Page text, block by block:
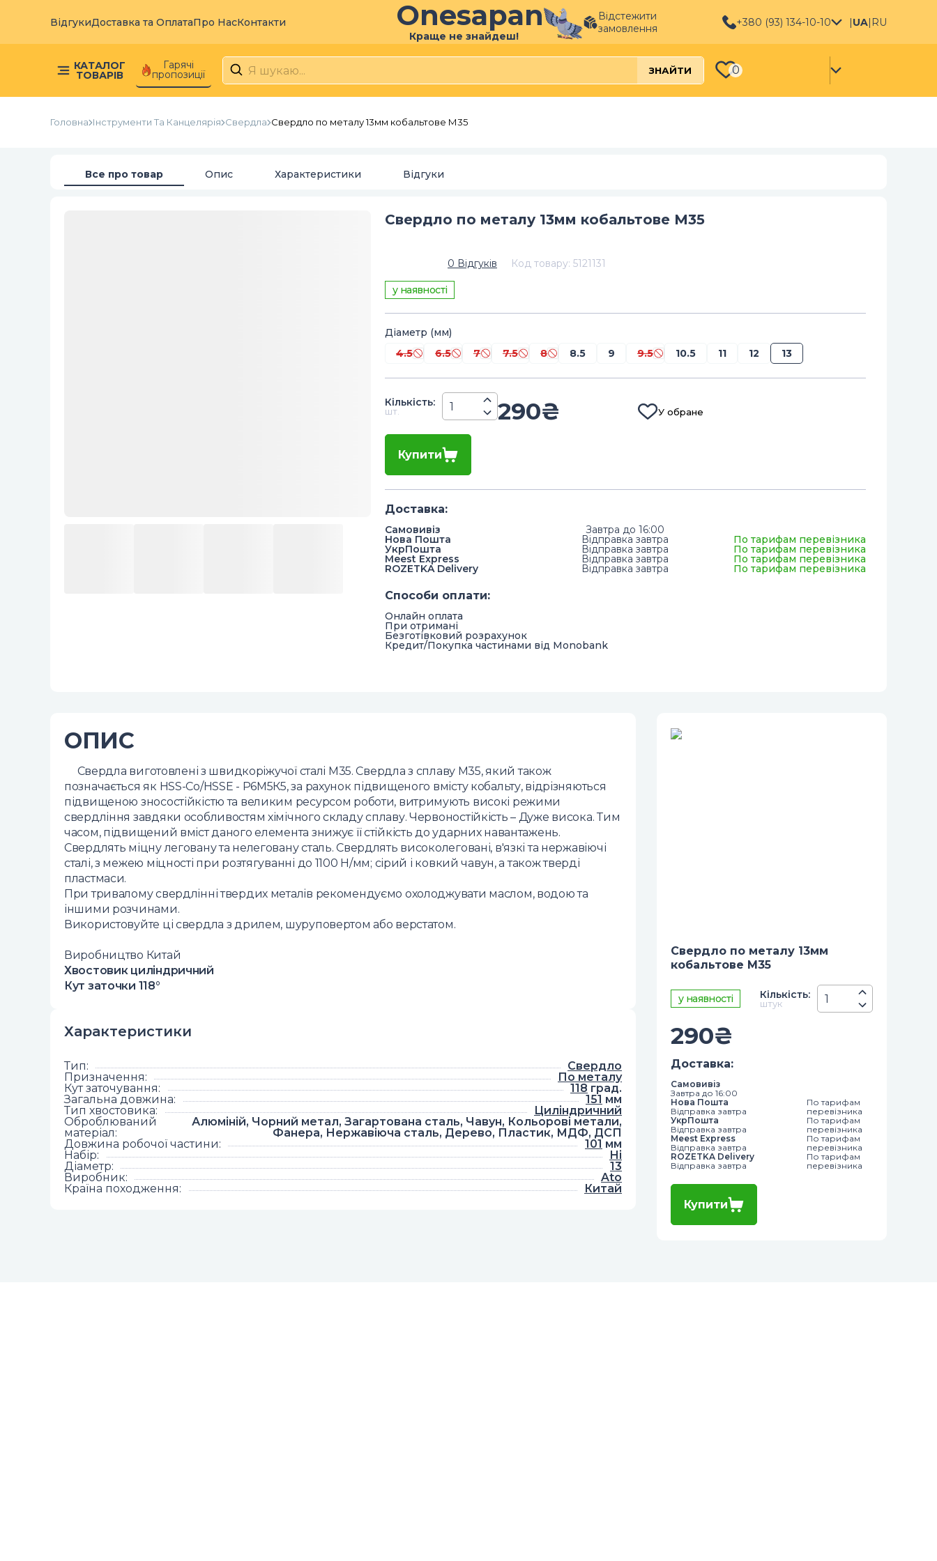
ВідгукиДоставка та ОплатаПро НасКонтакти Onesapan
Краще не знайдеш!
Відстежити
замовлення
+380 (93) 134-10-10 |UA| RU
КАТАЛОГ
ТОВАРІВ
Гарячі
пропозиції ЗНАЙТИ 0
Головна Інструменти Та Канцелярія Свердла Свердло по металу 13мм кобальтове М35
Все про товар Опис Характеристики Відгуки
Свердло по металу 13мм кобальтове М35
0 Відгуків Код товару: 5121131
у наявності
Діаметр (мм)
4.5
6.5 7 7.5 8 8.5 9 9.5 10.5 11 12 13
Кiлькiсть:
шт. 290₴ У обране
Купити
Доставка:
Самовивіз Завтра до 16:00
Нова Пошта Відправка завтра По тарифам перевізника
УкрПошта Відправка завтра По тарифам перевізника
Meest Express Відправка завтра По тарифам перевізника
ROZETKA Delivery Відправка завтра По тарифам перевізника
Способи оплати:
Онлайн оплата
При отримані
Безготівковий розрахунок
Кредит/Покупка частинами від Monobank
ОПИС
Свердла виготовлені з швидкоріжучої сталі M35. Свердла з сплаву M35, який також
позначається як HSS-Co/HSSE - Р6М5К5, за рахунок підвищеного вмісту кобальту, відрізняються
підвищеною зносостійкістю та великим ресурсом роботи, витримують високі режими
свердління завдяки особливостям хімічного складу сплаву. Червоностійкість – Дуже висока. Тим
часом, підвищений вміст даного елемента знижує її стійкість до ударних навантажень.
Свердлять міцну леговану та нелеговану сталь. Свердлять високолеговані, в'язкі та нержавіючі
сталі, з межею міцності при розтягуванні до 1100 Н/мм; сірий і ковкий чавун, а також тверді
пластмаси.
При тривалому свердлінні твердих металів рекомендуємо охолоджувати маслом, водою та
іншими розчинами.
Використовуйте ці свердла з дрилем, шуруповертом або верстатом.
Виробництво Китай
Хвостовик циліндричний
Кут заточки 118°
Характеристики
Тип:
Свердло
Призначення:
По металу
Кут заточування: 118 град.
Загальна довжина: 151 мм
Тип хвостовика:
Циліндричний
Оброблюваний
матеріал:
Алюміній, Чорний метал, Загартована сталь, Чавун, Кольорові метали,
Фанера, Нержавіюча сталь, Дерево, Пластик, МДФ, ДСП
Довжина робочої частини: 101 мм
Набір:
Ні
Діаметр:
13
Виробник:
Ato
Країна походження: Китай
Свердло по металу 13мм
кобальтове М35
у наявності Кiлькiсть:
штук
290₴
Доставка:
Самовивіз
Завтра до 16:00
Нова Пошта
Відправка завтра
По тарифам
перевізника
УкрПошта
Відправка завтра
По тарифам
перевізника
Meest Express
Відправка завтра
По тарифам
перевізника
ROZETKA Delivery
Відправка завтра
По тарифам
перевізника
Купити